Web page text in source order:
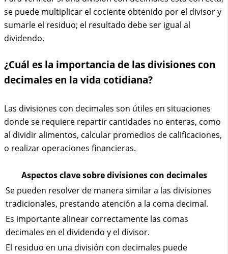
se puede multiplicar el cociente obtenido por el divisor y
sumarle el residuo; el resultado debe ser igual al
dividendo.
¿Cuál es la importancia de las divisiones con
decimales en la vida cotidiana?
Las divisiones con decimales son útiles en situaciones
donde se requiere repartir cantidades no enteras, como
al dividir alimentos, calcular promedios de calificaciones,
o realizar operaciones financieras.
Aspectos clave sobre divisiones con decimales
Se pueden resolver de manera similar a las divisiones
tradicionales, prestando atención a la coma decimal.
Es importante alinear correctamente las comas
decimales en el dividendo y el divisor.
El residuo en una división con decimales puede